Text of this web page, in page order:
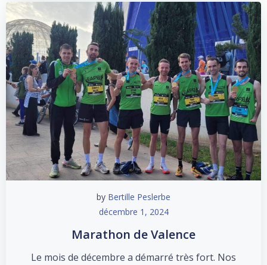
by Bertille Peslerbe
décembre 1, 2024
Marathon de Valence
Le mois de décembre a démarré très fort. Nos